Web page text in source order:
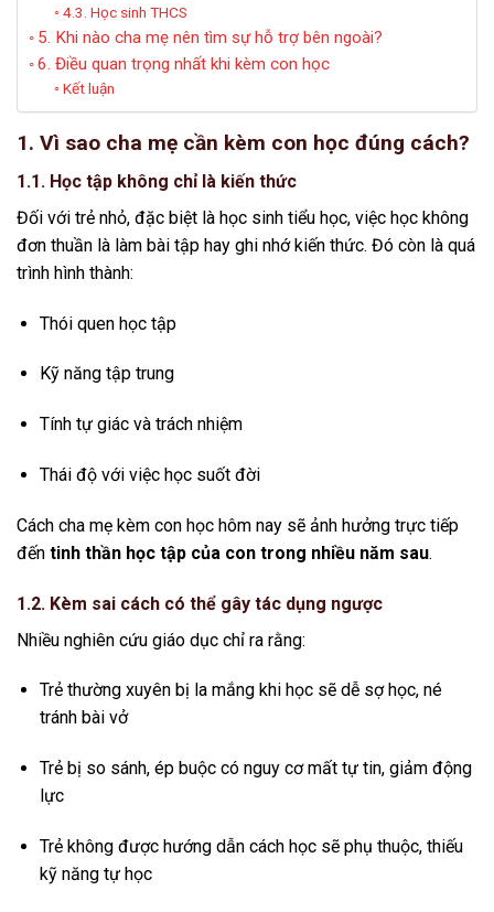
4.3. Học sinh THCS
5. Khi nào cha mẹ nên tìm sự hỗ trợ bên ngoài?
6. Điều quan trọng nhất khi kèm con học
Kết luận
1. Vì sao cha mẹ cần kèm con học đúng cách?
1.1. Học tập không chỉ là kiến thức
Đối với trẻ nhỏ, đặc biệt là học sinh tiểu học, việc học không
đơn thuần là làm bài tập hay ghi nhớ kiến thức. Đó còn là quá
trình hình thành:
Thói quen học tập
Kỹ năng tập trung
Tính tự giác và trách nhiệm
Thái độ với việc học suốt đời
Cách cha mẹ kèm con học hôm nay sẽ ảnh hưởng trực tiếp
đến tinh thần học tập của con trong nhiều năm sau.
1.2. Kèm sai cách có thể gây tác dụng ngược
Nhiều nghiên cứu giáo dục chỉ ra rằng:
Trẻ thường xuyên bị la mắng khi học sẽ dễ sợ học, né
tránh bài vở
Trẻ bị so sánh, ép buộc có nguy cơ mất tự tin, giảm động
lực
Trẻ không được hướng dẫn cách học sẽ phụ thuộc, thiếu
kỹ năng tự học